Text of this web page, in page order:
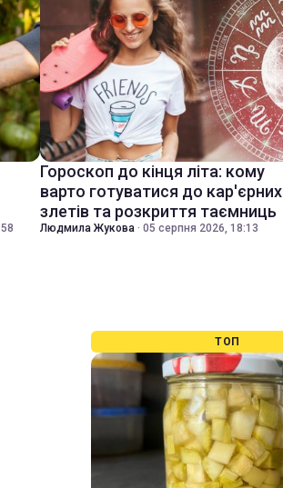
Гороскоп до кінця літа: кому
варто готуватися до кар'єрних
злетів та розкриття таємниць
Людмила Жукова · 05 серпня 2026, 18:13
ТОП